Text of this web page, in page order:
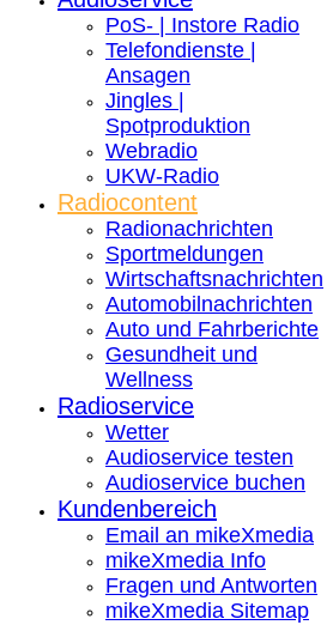
PoS- | Instore Radio
Telefondienste |
Ansagen
Jingles |
Spotproduktion
Webradio
UKW-Radio
Radiocontent
Radionachrichten
Sportmeldungen
Wirtschaftsnachrichten
Automobilnachrichten
Auto und Fahrberichte
Gesundheit und
Wellness
Radioservice
Wetter
Audioservice testen
Audioservice buchen
Kundenbereich
Email an mikeXmedia
mikeXmedia Info
Fragen und Antworten
mikeXmedia Sitemap